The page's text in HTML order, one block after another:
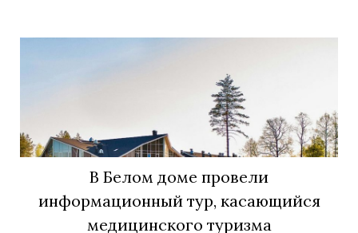
В Белом доме провели
информационный тур, касающийся
медицинского туризма